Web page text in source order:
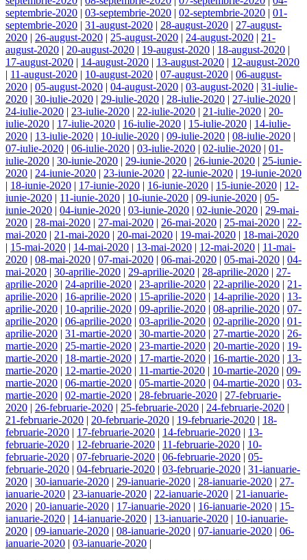
septembrie-2020 | 03-septembrie-2020 | 02-septembrie-2020 | 01-
septembrie-2020 | 31-august-2020 | 28-august-2020 | 27-august-
2020 | 26-august-2020 | 25-august-2020 | 24-august-2020 | 21-
august-2020 | 20-august-2020 | 19-august-2020 | 18-august-2020 |
17-august-2020 | 14-august-2020 | 13-august-2020 | 12-august-2020
| 11-august-2020 | 10-august-2020 | 07-august-2020 | 06-august-
2020 | 05-august-2020 | 04-august-2020 | 03-august-2020 | 31-iulie-
2020 | 30-iulie-2020 | 29-iulie-2020 | 28-iulie-2020 | 27-iulie-2020 |
24-iulie-2020 | 23-iulie-2020 | 22-iulie-2020 | 21-iulie-2020 | 20-
iulie-2020 | 17-iulie-2020 | 16-iulie-2020 | 15-iulie-2020 | 14-iulie-
2020 | 13-iulie-2020 | 10-iulie-2020 | 09-iulie-2020 | 08-iulie-2020 |
07-iulie-2020 | 06-iulie-2020 | 03-iulie-2020 | 02-iulie-2020 | 01-
iulie-2020 | 30-iunie-2020 | 29-iunie-2020 | 26-iunie-2020 | 25-iunie-
2020 | 24-iunie-2020 | 23-iunie-2020 | 22-iunie-2020 | 19-iunie-2020
| 18-iunie-2020 | 17-iunie-2020 | 16-iunie-2020 | 15-iunie-2020 | 12-
iunie-2020 | 11-iunie-2020 | 10-iunie-2020 | 09-iunie-2020 | 05-
iunie-2020 | 04-iunie-2020 | 03-iunie-2020 | 02-iunie-2020 | 29-mai-
2020 | 28-mai-2020 | 27-mai-2020 | 26-mai-2020 | 25-mai-2020 | 22-
mai-2020 | 21-mai-2020 | 20-mai-2020 | 19-mai-2020 | 18-mai-2020
| 15-mai-2020 | 14-mai-2020 | 13-mai-2020 | 12-mai-2020 | 11-mai-
2020 | 08-mai-2020 | 07-mai-2020 | 06-mai-2020 | 05-mai-2020 | 04-
mai-2020 | 30-aprilie-2020 | 29-aprilie-2020 | 28-aprilie-2020 | 27-
aprilie-2020 | 24-aprilie-2020 | 23-aprilie-2020 | 22-aprilie-2020 | 21-
aprilie-2020 | 16-aprilie-2020 | 15-aprilie-2020 | 14-aprilie-2020 | 13-
aprilie-2020 | 10-aprilie-2020 | 09-aprilie-2020 | 08-aprilie-2020 | 07-
aprilie-2020 | 06-aprilie-2020 | 03-aprilie-2020 | 02-aprilie-2020 | 01-
aprilie-2020 | 31-martie-2020 | 30-martie-2020 | 27-martie-2020 | 26-
martie-2020 | 25-martie-2020 | 23-martie-2020 | 20-martie-2020 | 19-
martie-2020 | 18-martie-2020 | 17-martie-2020 | 16-martie-2020 | 13-
martie-2020 | 12-martie-2020 | 11-martie-2020 | 10-martie-2020 | 09-
martie-2020 | 06-martie-2020 | 05-martie-2020 | 04-martie-2020 | 03-
martie-2020 | 02-martie-2020 | 28-februarie-2020 | 27-februarie-
2020 | 26-februarie-2020 | 25-februarie-2020 | 24-februarie-2020 |
21-februarie-2020 | 20-februarie-2020 | 19-februarie-2020 | 18-
februarie-2020 | 17-februarie-2020 | 14-februarie-2020 | 13-
februarie-2020 | 12-februarie-2020 | 11-februarie-2020 | 10-
februarie-2020 | 07-februarie-2020 | 06-februarie-2020 | 05-
februarie-2020 | 04-februarie-2020 | 03-februarie-2020 | 31-ianuarie-
2020 | 30-ianuarie-2020 | 29-ianuarie-2020 | 28-ianuarie-2020 | 27-
ianuarie-2020 | 23-ianuarie-2020 | 22-ianuarie-2020 | 21-ianuarie-
2020 | 20-ianuarie-2020 | 17-ianuarie-2020 | 16-ianuarie-2020 | 15-
ianuarie-2020 | 14-ianuarie-2020 | 13-ianuarie-2020 | 10-ianuarie-
2020 | 09-ianuarie-2020 | 08-ianuarie-2020 | 07-ianuarie-2020 | 06-
ianuarie-2020 | 03-ianuarie-2020 |